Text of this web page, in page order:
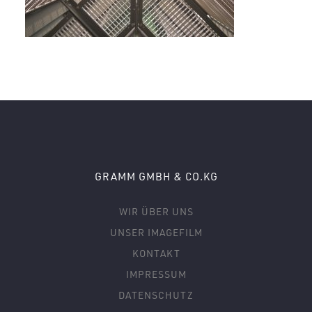
GRAMM GMBH & CO.KG
WIR ÜBER UNS
UNSER IMAGEFILM
KONTAKT
IMPRESSUM
DATENSCHUTZ